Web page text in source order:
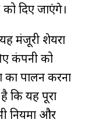
दिए जाएंगे।
मंजूरी शेयरों
कंपनी को
पालन करना
कि यह पूरा
नियमों और